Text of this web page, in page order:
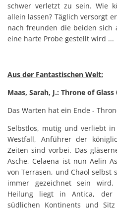
schwer verletzt zu sein. Wie
allein lassen? Täglich versorgt
nach freunden die beiden sich
eine harte Probe gestellt wird ...
Aus der Fantastischen Welt:
Maas, Sarah, J.: Throne of
Das Warten hat ein Ende -
Selbstlos, mutig und verliebt
Westfall, Anführer der
Zeiten sind vorbei. Das
Asche, Celaena ist nun Aelin
von Terrasen, und Chaol selbst
immer gezeichnet sein
Heilung liegt in Antica, der
südlichen Kontinents und